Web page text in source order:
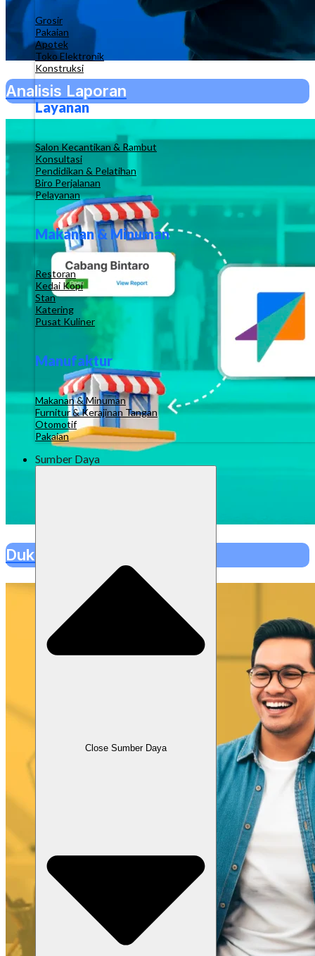
Grosir
Pakaian
Apotek
Toko Elektronik
Konstruksi
Layanan
Salon Kecantikan & Rambut
Konsultasi
Pendidikan & Pelatihan
Biro Perjalanan
Pelayanan
Makanan & Minuman
Restoran
Kedai Kopi
Stan
Katering
Pusat Kuliner
Manufaktur
Makanan & Minuman
Furnitur & Kerajinan Tangan
Otomotif
Pakaian
Sumber Daya
Close Sumber Daya
Analisis Laporan
Dukungan Multi Outlet